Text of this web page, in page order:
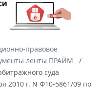
правовое
ленты ПРАЙМ
суда
2010 г. N Ф10-5861/09 по